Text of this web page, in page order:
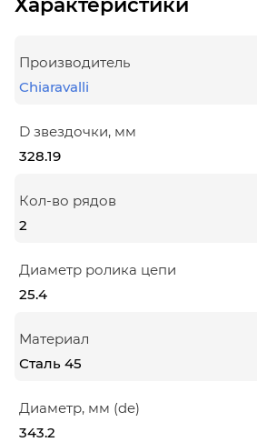
Производитель
Chiaravalli
D звездочки, мм
328.19
Кол-во рядов
2
Диаметр ролика цепи
25.4
Материал
Сталь 45
Диаметр, мм (de)
343.2